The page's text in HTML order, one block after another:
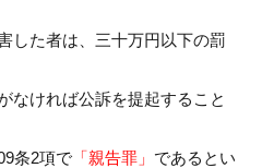
た者は、三十万円以下の罰
ければ公訴を提起すること
条2項で 「親告罪」 であるとい